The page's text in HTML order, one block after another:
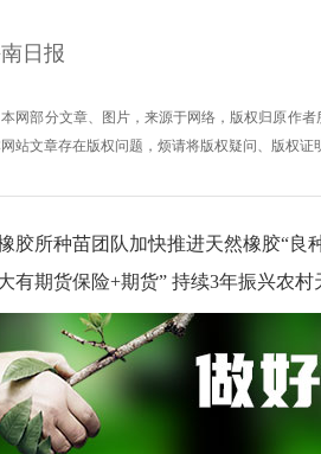
日报
本网部分文章、图片，来源于网络，版权归原作
站文章存在版权问题，烦请将版权疑问、版权证
胶所种苗团队加快推进天然橡胶“良
有期货保险+期货” 持续3年振兴农村